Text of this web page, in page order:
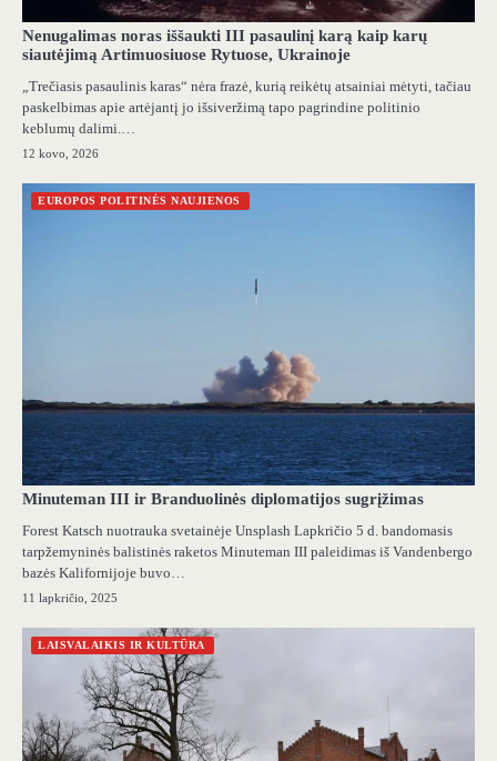
Nenugalimas noras iššaukti III pasaulinį karą kaip karų
siautėjimą Artimuosiuose Rytuose, Ukrainoje
„Trečiasis pasaulinis karas“ nėra frazė, kurią reikėtų atsainiai mėtyti, tačiau
paskelbimas apie artėjantį jo išsiveržimą tapo pagrindine politinio
keblumų dalimi.…
12 kovo, 2026
EUROPOS POLITINĖS NAUJIENOS
Minuteman III ir Branduolinės diplomatijos sugrįžimas
Forest Katsch nuotrauka svetainėje Unsplash Lapkričio 5 d. bandomasis
tarpžemyninės balistinės raketos Minuteman III paleidimas iš Vandenbergo
bazės Kalifornijoje buvo…
11 lapkričio, 2025
LAISVALAIKIS IR KULTŪRA